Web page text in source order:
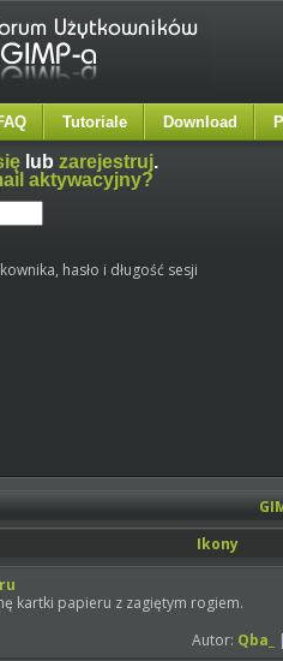
Tutoriale Download
lub zarejestruj.
aktywacyjny?
hasło i długość sesji
Ikony
kartki papieru z zagiętym rogiem.
Autor: Qba_